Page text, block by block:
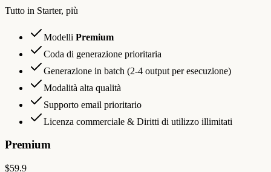
Tutto in Starter, più
Modelli Premium
Coda di generazione prioritaria
Generazione in batch (2-4 output per esecuzione)
Modalità alta qualità
Supporto email prioritario
Licenza commerciale & Diritti di utilizzo illimitati
Premium
$59.9